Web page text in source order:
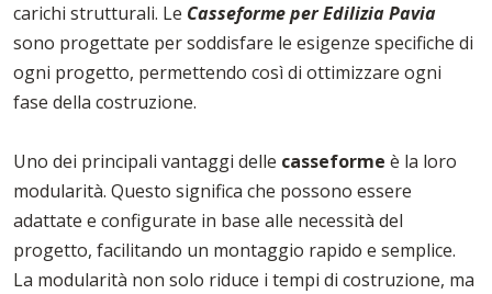
carichi strutturali. Le Casseforme per Edilizia Pavia
sono progettate per soddisfare le esigenze specifiche di
ogni progetto, permettendo così di ottimizzare ogni
fase della costruzione.
Uno dei principali vantaggi delle casseforme è la loro
modularità. Questo significa che possono essere
adattate e configurate in base alle necessità del
progetto, facilitando un montaggio rapido e semplice.
La modularità non solo riduce i tempi di costruzione, ma